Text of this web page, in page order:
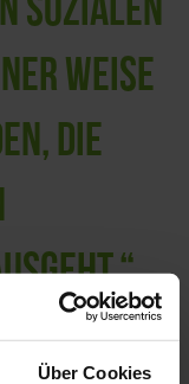
Über Cookies
SOZIALEN
WEISE
DIE